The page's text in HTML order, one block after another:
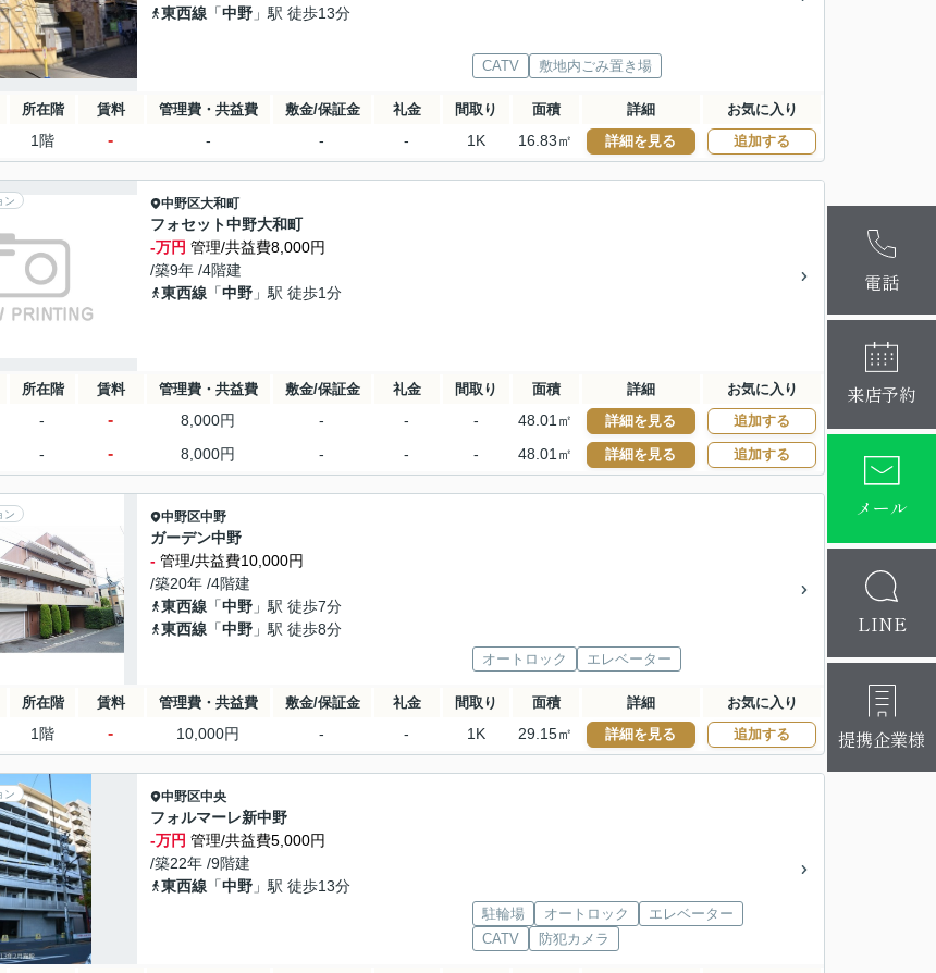
電話
麻布十番本
大阪梅田店
来店予約
メール
LINE
提携企業様
東西線 「中野 」駅 徒歩13分
CATV 敷地内ごみ置き場
所在階 賃料 管理費・共益費 敷金/保証金 礼金 間取り 面積 詳細 お気に入り
1階 - - - - 1K 16.83㎡ 詳細を見る 追加する
ン 中野区大和町
フォセット中野大和町
-万円 管理/共益費8,000円
/築9年 /4階建
東西線 「中野 」駅 徒歩1分
所在階 賃料 管理費・共益費 敷金/保証金 礼金 間取り 面積 詳細 お気に入り
- - 8,000円 - - - 48.01㎡ 詳細を見る 追加する
- - 8,000円 - - - 48.01㎡ 詳細を見る 追加する
ン 中野区中野
ガーデン中野
- 管理/共益費10,000円
/築20年 /4階建
東西線 「中野 」駅 徒歩7分
東西線 「中野 」駅 徒歩8分
オートロック エレベーター
所在階 賃料 管理費・共益費 敷金/保証金 礼金 間取り 面積 詳細 お気に入り
1階 - 10,000円 - - 1K 29.15㎡ 詳細を見る 追加する
ン 中野区中央
フォルマーレ新中野
-万円 管理/共益費5,000円
/築22年 /9階建
東西線 「中野 」駅 徒歩13分
駐輪場 オートロック
エレベーター
CATV
防犯カメラ